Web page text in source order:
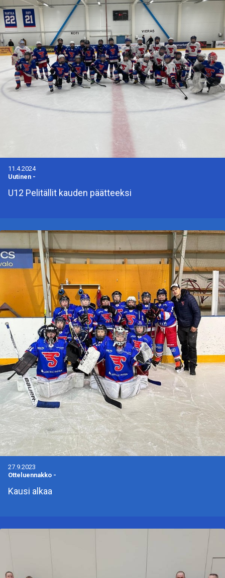
11.4.2024
Uutinen -
U12 Pelitällit kauden päätteeksi
27.9.2023
Otteluennakko -
Kausi alkaa